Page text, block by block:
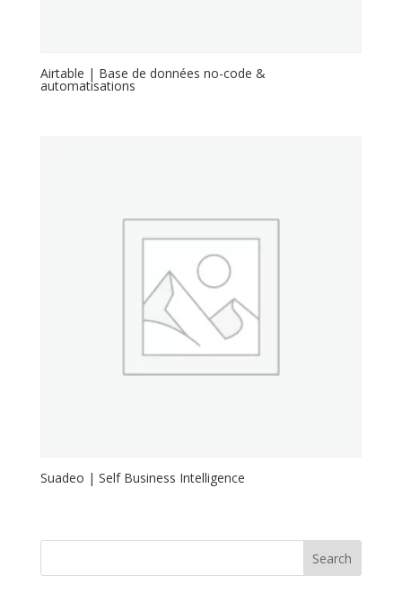
Airtable | Base de données no-code &
automatisations
Suadeo | Self Business Intelligence
Search